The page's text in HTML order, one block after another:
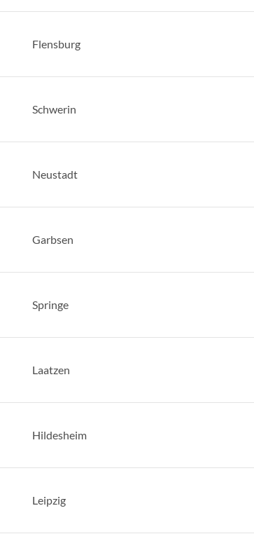
Flensburg
Schwerin
Neustadt
Garbsen
Springe
Laatzen
Hildesheim
Leipzig